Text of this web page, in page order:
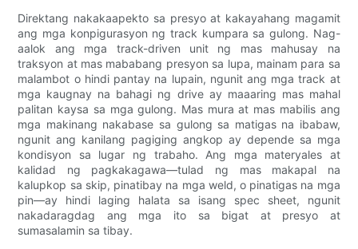
Direktang nakakaapekto sa presyo at kakayahang magamit
ang mga konpigurasyon ng track kumpara sa gulong. Nag-
aalok ang mga track-driven unit ng mas mahusay na
traksyon at mas mababang presyon sa lupa, mainam para sa
malambot o hindi pantay na lupain, ngunit ang mga track at
mga kaugnay na bahagi ng drive ay maaaring mas mahal
palitan kaysa sa mga gulong. Mas mura at mas mabilis ang
mga makinang nakabase sa gulong sa matigas na ibabaw,
ngunit ang kanilang pagiging angkop ay depende sa mga
kondisyon sa lugar ng trabaho. Ang mga materyales at
kalidad ng pagkakagawa—tulad ng mas makapal na
kalupkop sa skip, pinatibay na mga weld, o pinatigas na mga
pin—ay hindi laging halata sa isang spec sheet, ngunit
nakadaragdag ang mga ito sa bigat at presyo at
sumasalamin sa tibay.